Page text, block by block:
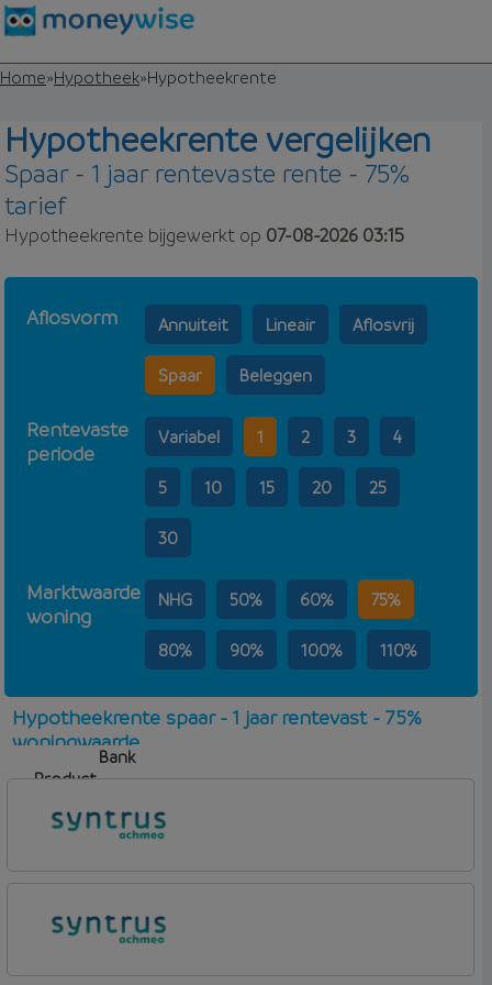
Home»Hypotheek»Hypotheekrente
Hypotheekrente vergelijken
Spaar - 1 jaar rentevaste rente - 75%
tarief
Hypotheekrente bijgewerkt op 07-08-2026 03:15
Aflosvorm Annuiteit Lineair Aflosvrij
Spaar Beleggen
Rentevaste
periode
Variabel 1 2 3 4
5 10 15 20 25
30
Marktwaarde
woning
NHG 50% 60% 75%
80% 90% 100% 110%
Hypotheekrente spaar - 1 jaar rentevast - 75%
woningwaarde
Bank
Product
Basis